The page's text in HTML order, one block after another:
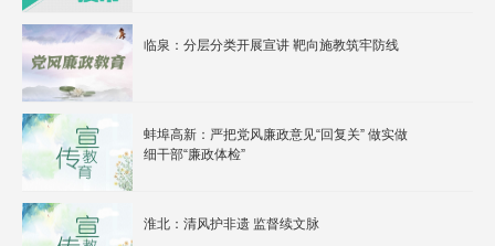
临泉：分层分类开展宣讲 靶向施教筑牢防线
蚌埠高新：严把党风廉政意见“回复关” 做实做
细干部“廉政体检”
淮北：清风护非遗 监督续文脉